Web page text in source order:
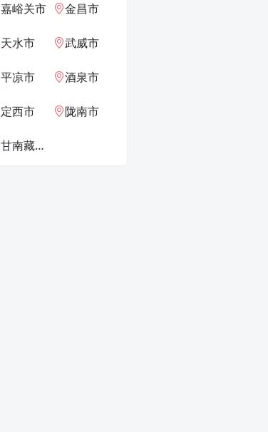
嘉峪关市 金昌市
天水市 武威市
平凉市 酒泉市
定西市 陇南市
甘南藏族自治州